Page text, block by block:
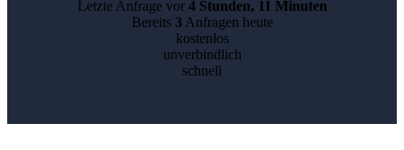
Letzte Anfrage vor 4 Stunden, 11 Minuten
Bereits 3Anfragen heute
kostenlos
unverbindlich
schnell